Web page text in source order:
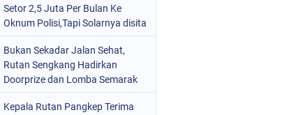
Setor 2,5 Juta Per Bulan Ke
Oknum Polisi,Tapi Solarnya disita
Bukan Sekadar Jalan Sehat,
Rutan Sengkang Hadirkan
Doorprize dan Lomba Semarak
Kepala Rutan Pangkep Terima